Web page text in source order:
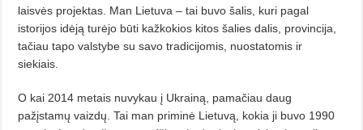
laisvės projektas. Man Lietuva – tai buvo šalis, ku­ri pagal
istorijos idėją turėjo būti kažkokios kitos šalies dalis, provincija,
tačiau tapo valstybe su savo tradicijomis, nuostatomis ir
siekiais.
O kai 2014 metais nuvykau į Ukrainą, pamačiau daug
pažįstamų vaizdų. Tai man priminė Lietuvą, kokia ji buvo 1990